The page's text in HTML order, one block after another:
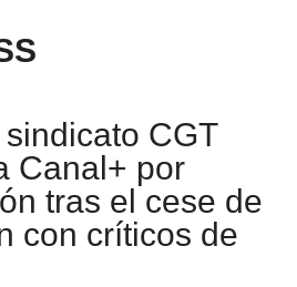
CGT
Canal+ por
tras el cese de
con críticos de